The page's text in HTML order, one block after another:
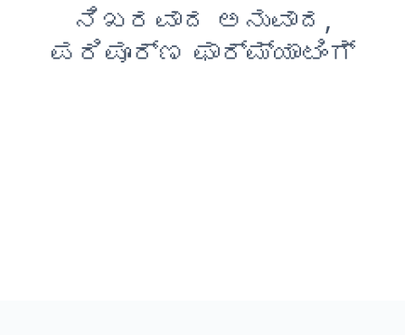
ನಿಖರವಾದ ಅನುವಾದ,
ಪರಿಪೂರ್ಣ ಫಾರ್ಮ್ಯಾಟಿಂಗ್